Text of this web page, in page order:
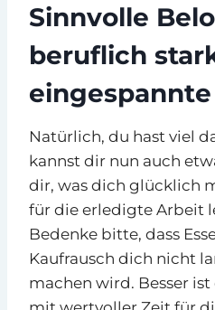
Sinnvolle
beruflich
Natürlich, du hast viel
kannst dir nun auch
dir, was dich glücklich
für die erledigte Arbeit
Bedenke bitte, dass
Kaufrausch dich nicht
machen wird. Besser